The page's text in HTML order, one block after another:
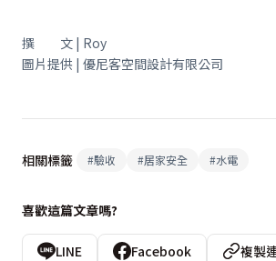
撰 文 | Roy
圖片提供 | 優尼客空間設計有限公司
相關標籤 #驗收 #居家安全 #水電
喜歡這篇文章嗎?
LINE Facebook 複製